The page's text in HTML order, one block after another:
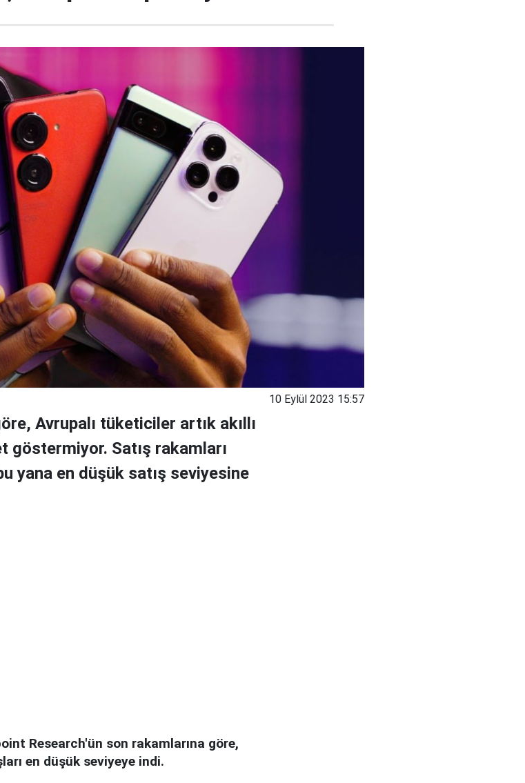
10 Eylül 2023 15:57
Avrupalı tüketiciler artık akıllı
göstermiyor. Satış rakamları
yana en düşük satış seviyesine
Research'ün son rakamlarına göre,
en düşük seviyeye indi.